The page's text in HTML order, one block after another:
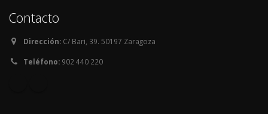
Contacto
Dirección: C/ Bari, 39. 50197 Zaragoza
Teléfono: 902 440 220